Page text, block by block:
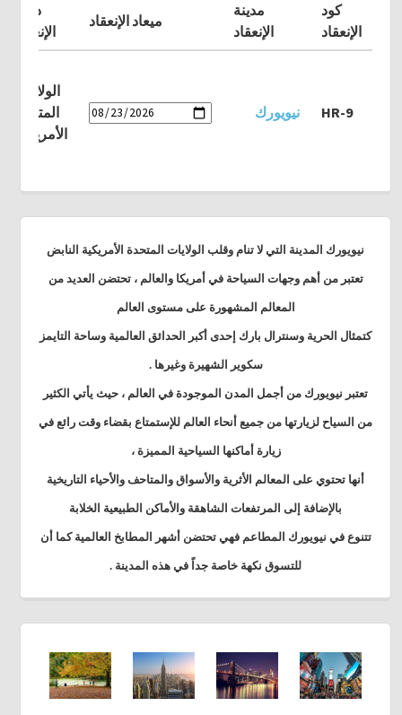
كود
الإنعقاد
مدينة
الإنعقاد
ميعاد الإنعقاد
دولة
الإنعقاد
HR-9 نيويورك
الولايات
المتحدة
الأمريكية
نيويورك المدينة التي لا تنام وقلب الولايات المتحدة الأمريكية النابض
تعتبر من أهم وجهات السياحة في أمريكا والعالم ، تحتضن العديد من
المعالم المشهورة على مستوى العالم
كتمثال الحرية وسنترال بارك إحدى أكبر الحدائق العالمية وساحة التايمز
سكوير الشهيرة وغيرها.
تعتبر نيويورك من أجمل المدن الموجودة في العالم ، حيث يأتي الكثير
من السياح لزيارتها من جميع أنحاء العالم للإستمتاع بقضاء وقت رائع في
زيارة أماكنها السياحية المميزة ،
أنها تحتوي على المعالم الأثرية والأسواق والمتاحف والأحياء التاريخية
بالإضافة إلى المرتفعات الشاهقة والأماكن الطبيعية الخلابة
تتنوع في نيويورك المطاعم فهي تحتضن أشهر المطابخ العالمية كما أن
للتسوق نكهة خاصة جداً في هذه المدينة .